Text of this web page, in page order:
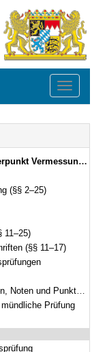
Toggle
2012 (GVBl. S. 493) BayRS 2038-3-5-5-F (§§ 1–62)
(§§ 2–25)
11–25)
(§§ 11–17)
und Punktzahlen
Prüfung